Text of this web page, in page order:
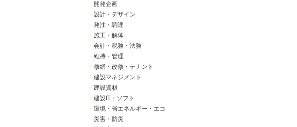
・ 開発企画
・ 設計・デザイン
・ 発注・調達
・ 施工・解体
・ 会計・税務・法務
・ 維持・管理
・ 修繕・改修・テナント
・ 建設マネジメント
・ 建設資材
・ 建設IT・ソフト
・ 環境・省エネルギー・エコ
・ 災害・防災